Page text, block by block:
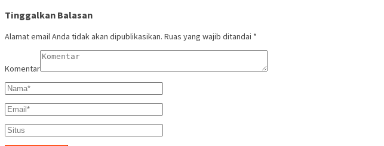
Tinggalkan Balasan
Alamat email Anda tidak akan dipublikasikan. Ruas yang wajib ditandai *
Komentar